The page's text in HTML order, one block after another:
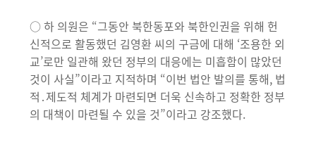
○ 하 의원은 “그동안 북한동포와 북한인권을 위해 헌
신적으로 활동했던 김영환 씨의 구금에 대해 ‘조용한 외
교’로만 일관해 왔던 정부의 대응에는 미흡함이 많았던
것이 사실”이라고 지적하며 “이번 법안 발의를 통해, 법
적․제도적 체계가 마련되면 더욱 신속하고 정확한 정부
의 대책이 마련될 수 있을 것”이라고 강조했다.